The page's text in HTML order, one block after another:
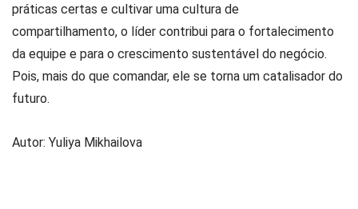
práticas certas e cultivar uma cultura de
compartilhamento, o líder contribui para o fortalecimento
da equipe e para o crescimento sustentável do negócio.
Pois, mais do que comandar, ele se torna um catalisador do
futuro.
Autor: Yuliya Mikhailova